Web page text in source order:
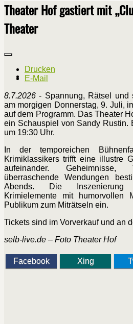
Theater Hof gastiert mit
Theater
Drucken
E-Mail
8.7.2026 - Spannung, Rätsel und
am morgigen Donnerstag, 9. Juli,
auf dem Programm. Das Theater
ein Schauspiel von Sandy Rustin.
um 19:30 Uhr.
In der temporeichen
Krimiklassikers trifft eine illustre
aufeinander. Geheimnisse,
überraschende Wendungen
Abends. Die Inszenierung
Krimielemente mit humorvollen
Publikum zum Miträtseln ein.
Tickets sind im Vorverkauf und an
selb-live.de – Foto Theater Hof
Facebook Xing